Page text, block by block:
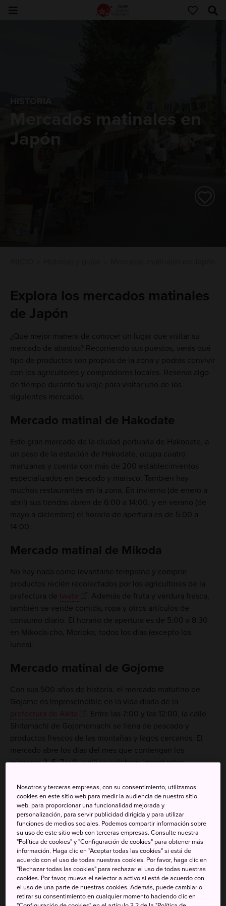
Mercados matinales en
Japón
Explora los mercados matinales
de Japón
¿Qué mejor manera de conocer un lugar que visitar su
mercado de abastos? Recorriendo sus puestos, verás qué
tipo de productos son propios de la zona y podrás convivir
con los agricultores y compradores locales. Reserva algo
de tiempo durante tu viaje para visitar uno de los
siguientes mercados.
Mercado matinal de Hakodate
Este gran mercado de la ciudad portuaria de Hakodate, a
un paso de la estación de Hakodate, ocupa cuatro
manzanas y cuenta con más de 200 establecimientos
especializados en pescado y marisco. También hay
muchos restaurantes en la zona. En invierno (de enero a
abril) sus tiendas abren de 6:00 a 14:00, y en verano (de
mayo a diciembre) el horario de apertura es de 5:00 a
14:00.
Mercado matinal de Mikoda
No hay nada como levantarse temprano y comprar
productos recién recolectados por los agricultores de la
prefectura de Iwate
. Además de fruta y verdura fresca,
también se vende comida, ropa y otros artículos de
consumo diario. El horario de apertura es de 5:00 a 8:30
en Mikoda-cho, Morioka, todos los días (excepto los
lunes).
Mercado matinal de Gojome
Con sus 500 años de historia, el mercado matutino de
Gojome es imprescindible en la vida diaria de la
prefectura de Akita
. Entre las 7:00 y las 12:00, la calle
Shitamachi de Gojomemachi se llena de pescado y
productos frescos de las montañas y lagos cercanos. El
mercado abre los días del mes que contengan los
números 2, 5, 7 y 0, y allí se celebran importantes
diciembre.
Mercado matinal de Katsuura
Explora las hileras de puestos que venden pescados y
hortalizas frescos, alimentos desecados y otros que se
producen en Katsuura, prefectura de Chiba, desde hace
más de 400 años. Se celebra de 6:30 a 11:00 en la calle
Shimohoncho Asaichi durante los primeros 15 días del
mes, y en la calle Nakahoncho Asaichi desde el 16 en
Nosotros y terceras empresas, con su consentimiento, utilizamos
cookies en este sitio web para medir la audiencia de nuestro sitio
web, para proporcionar una funcionalidad mejorada y
personalización, para servir publicidad dirigida y para utilizar
funciones de medios sociales. Podemos compartir información sobre
su uso de este sitio web con terceras empresas. Consulte nuestra
"Política de cookies" y "Configuración de cookies" para obtener más
información. Haga clic en "Aceptar todas las cookies" si está de
acuerdo con el uso de todas nuestras cookies. Por favor, haga clic en
"Rechazar todas las cookies" para rechazar el uso de todas nuestras
cookies. Por favor, mueva el selector a activo si está de acuerdo con
el uso de una parte de nuestras cookies. Además, puede cambiar o
retirar su consentimiento en cualquier momento haciendo clic en